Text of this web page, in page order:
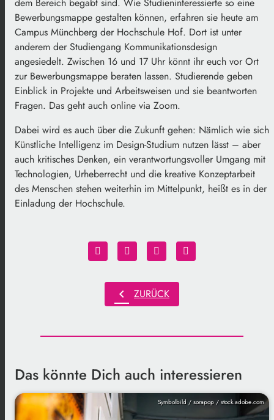
Bewerbungsmappe gestalten können, erfahren sie heute am
Campus Münchberg der Hochschule Hof. Dort ist unter
anderem der Studiengang Kommunikationsdesign
angesiedelt. Zwischen 16 und 17 Uhr könnt ihr euch vor Ort
zur Bewerbungsmappe beraten lassen. Studierende geben
Einblick in Projekte und Arbeitsweisen und sie beantworten
Fragen. Das geht auch online via Zoom.
Dabei wird es auch über die Zukunft gehen: Nämlich wie sich
Künstliche Intelligenz im Design-Studium nutzen lässt – aber
auch kritisches Denken, ein verantwortungsvoller Umgang mit
Technologien, Urheberrecht und die kreative Konzeptarbeit
des Menschen stehen weiterhin im Mittelpunkt, heißt es in der
Einladung der Hochschule.
chevron_left ZURÜCK
Das könnte Dich auch interessieren
Symbolbild / sorapop / stock.adobe.com